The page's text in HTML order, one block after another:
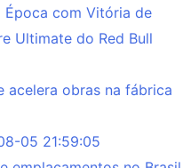
Época com Vitória de
Ultimate do Red Bull
acelera obras na fábrica
05 21:59:05